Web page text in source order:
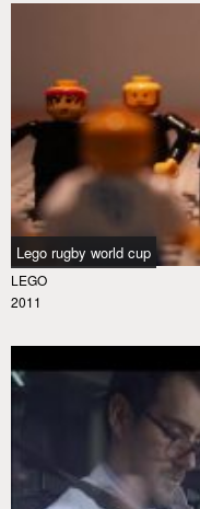
Lego rugby world cup
LEGO
2011